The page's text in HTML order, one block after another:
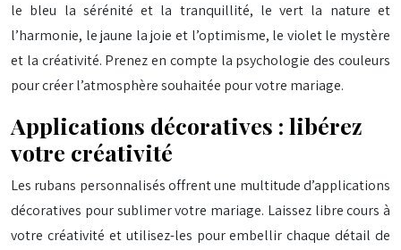
le bleu la sérénité et la tranquillité, le vert la nature et
l’harmonie, le jaune la joie et l’optimisme, le violet le mystère
et la créativité. Prenez en compte la psychologie des couleurs
pour créer l’atmosphère souhaitée pour votre mariage.
Applications décoratives : libérez
votre créativité
Les rubans personnalisés offrent une multitude d’applications
décoratives pour sublimer votre mariage. Laissez libre cours à
votre créativité et utilisez-les pour embellir chaque détail de